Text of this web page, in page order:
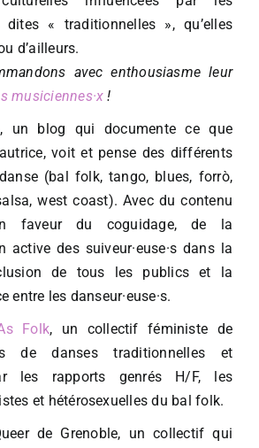
dites « traditionnelles », qu’elles
d’ailleurs.
avec enthousiasme leur
musiciennes·x !
, un blog qui documente ce que
voit et pense des différents
(bal folk, tango, blues, forrò,
west coast). Avec du contenu
faveur du coguidage, de la
active des suiveur·euse·s dans la
de tous les publics et la
entre les danseur·euse·s.
Folk, un collectif féministe de
de danses traditionnelles et
les rapports genrés H/F, les
et hétérosexuelles du bal folk.
de Grenoble, un collectif qui